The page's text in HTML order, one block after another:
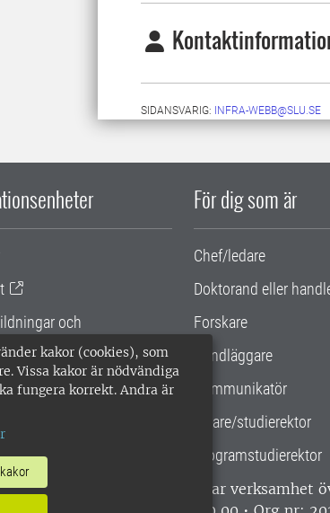
kakor (cookies), som
Vissa kakor är nödvändiga
fungera korrekt. Andra är
SIDANSVARIG: INFRA-WEBB@SLU.SE
och
verksamhetsstödet
För dig som är
Chef/ledare
Doktorand eller
Forskare
Handläggare
Kommunikatör
Lärare/studierektor
Programstudierektor
lantbruksuniversitet, har verksamhet